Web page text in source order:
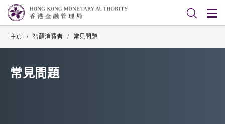
主頁 / 智醒消費者 / 常見問題
常見問題